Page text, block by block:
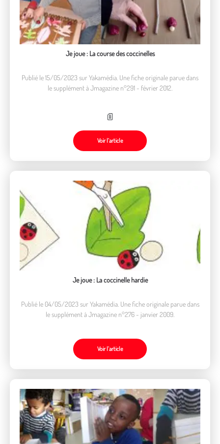
Je joue : La course des coccinelles
Publié le 15/05/2023 sur Yakamédia. Une fiche originale parue dans
le supplément à Jmagazine n°291 - février 2012.
Voir l’article
Je joue : La coccinelle hardie
Publié le 04/05/2023 sur Yakamédia. Une fiche originale parue dans
le supplément à Jmagazine n°276 - janvier 2009.
Voir l’article